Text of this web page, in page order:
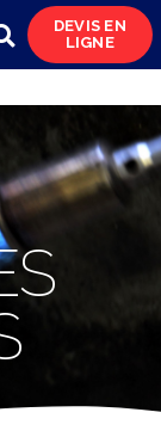
DEVIS EN
LIGNE